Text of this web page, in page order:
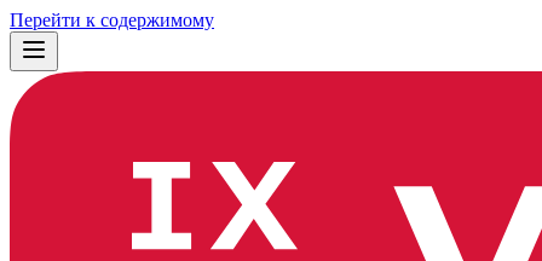
Перейти к содержимому